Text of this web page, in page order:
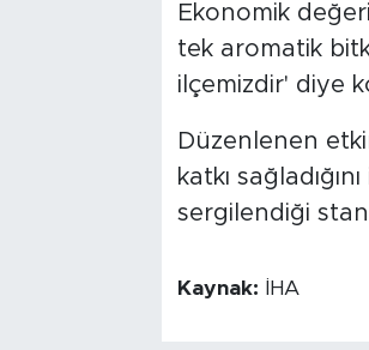
Ekonomik
tek aromatik
ilçemizdir' diye
Düzenlenen
katkı
sergilendiği
Kaynak: İHA